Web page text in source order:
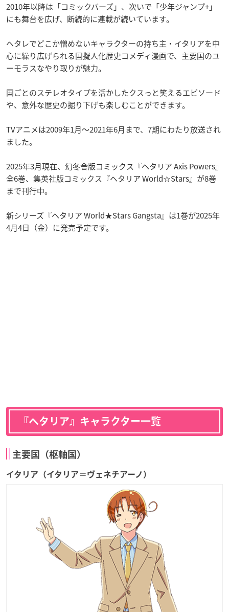
2010年以降は「コミックバーズ」、次いで「少年ジャンプ+」
にも舞台を広げ、断続的に連載が続いています。
ヘタレでどこか憎めないキャラクターの持ち主・イタリアを中
心に繰り広げられる国擬人化歴史コメディ漫画で、主要国のユ
ーモラスなやり取りが魅力。
国ごとのステレオタイプを活かしたクスっと笑えるエピソード
や、意外な歴史の掘り下げも楽しむことができます。
TVアニメは2009年1月〜2021年6月まで、7期にわたり放送され
ました。
2025年3月現在、幻冬舎版コミックス『ヘタリア Axis Powers』
全6巻、集英社版コミックス『ヘタリア World☆Stars』が8巻
まで刊行中。
新シリーズ『ヘタリア World★Stars Gangsta』は1巻が2025年
4月4日（金）に発売予定です。
『ヘタリア』キャラクター一覧
主要国（枢軸国）
イタリア（イタリア＝ヴェネチアーノ）